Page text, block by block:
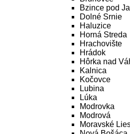
Bzince pod
Dolné Srnie
Haluzice
Horná Streda
Hrachovište
Hrádok
Hôrka nad
Kalnica
Kočovce
Lubina
Lúka
Modrovka
Modrová
Moravské